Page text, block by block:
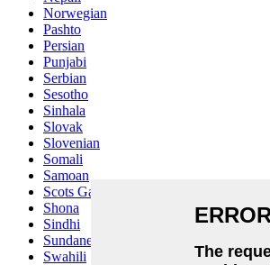
Norwegian
Pashto
Persian
Punjabi
Serbian
Sesotho
Sinhala
Slovak
Slovenian
Somali
Samoan
Scots Gaelic
Shona
Sindhi
Sundanese
Swahili